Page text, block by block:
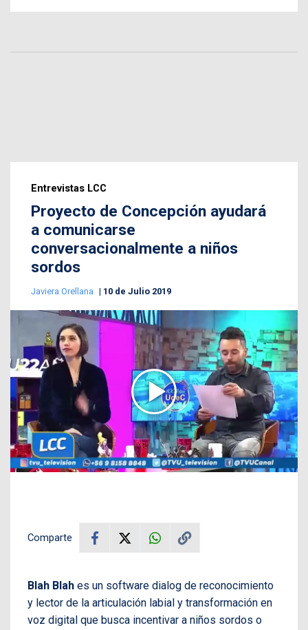
Entrevistas LCC
Proyecto de Concepción ayudará
a comunicarse
conversacionalmente a niños
sordos
Javiera Orellana 10 de Julio 2019
Comparte
Blah Blah es un software dialog de reconocimiento
y lector de la articulación labial y transformación en
voz digital que busca incentivar a niños sordos o